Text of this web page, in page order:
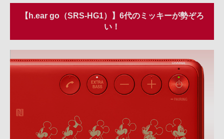
【h.ear go（SRS-HG1）】6代のミッキーが勢ぞろ
い！